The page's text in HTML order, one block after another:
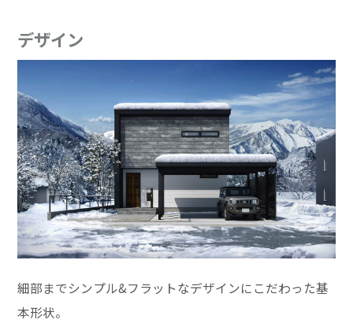
デザイン
細部までシンプル&フラットなデザインにこだわった基
本形状。